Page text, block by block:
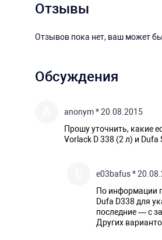
Отзывы
Отзывов пока нет, ваш может
Обсуждения
anonym * 20.08.2015
Прошу уточнить, какие
Vorlack D 338 (2 л) и
e03bafus *
По информации
Dufa D338 для
последние — с
Других